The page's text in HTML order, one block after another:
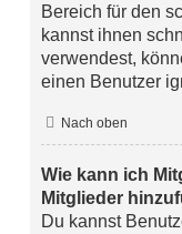
Bereich für den
kannst ihnen
verwendest,
einen Benutzer
Nach oben
Wie kann ich
Mitglieder
Du kannst